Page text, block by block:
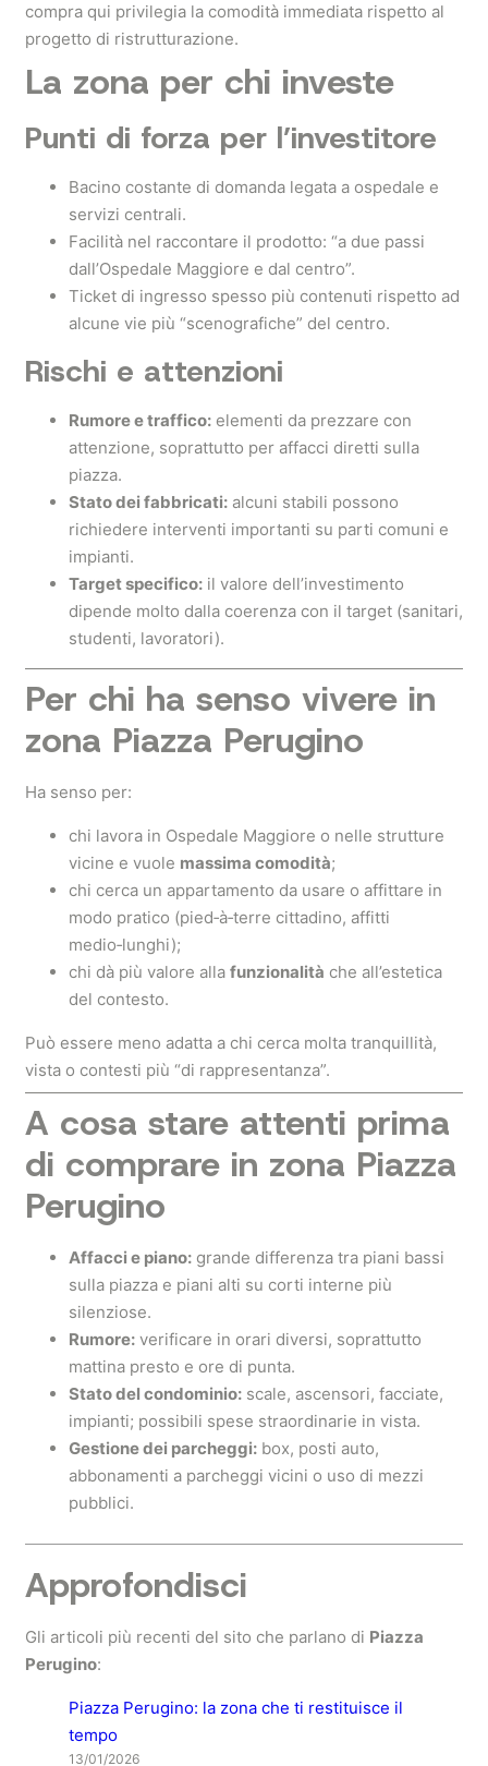
compra qui privilegia la comodità immediata rispetto al
progetto di ristrutturazione.
La zona per chi investe
Punti di forza per l’investitore
Bacino costante di domanda legata a ospedale e
servizi centrali.
Facilità nel raccontare il prodotto: “a due passi
dall’Ospedale Maggiore e dal centro”.
Ticket di ingresso spesso più contenuti rispetto ad
alcune vie più “scenografiche” del centro.
Rischi e attenzioni
Rumore e traffico: elementi da prezzare con
attenzione, soprattutto per affacci diretti sulla
piazza.
Stato dei fabbricati: alcuni stabili possono
richiedere interventi importanti su parti comuni e
impianti.
Target specifico: il valore dell’investimento
dipende molto dalla coerenza con il target (sanitari,
studenti, lavoratori).
Per chi ha senso vivere in
zona Piazza Perugino
Ha senso per:
chi lavora in Ospedale Maggiore o nelle strutture
vicine e vuole massima comodità;
chi cerca un appartamento da usare o affittare in
modo pratico (pied‑à‑terre cittadino, affitti
medio‑lunghi);
chi dà più valore alla funzionalità che all’estetica
del contesto.
Può essere meno adatta a chi cerca molta tranquillità,
vista o contesti più “di rappresentanza”.
A cosa stare attenti prima
di comprare in zona Piazza
Perugino
Affacci e piano: grande differenza tra piani bassi
sulla piazza e piani alti su corti interne più
silenziose.
Rumore: verificare in orari diversi, soprattutto
mattina presto e ore di punta.
Stato del condominio: scale, ascensori, facciate,
impianti; possibili spese straordinarie in vista.
Gestione dei parcheggi: box, posti auto,
abbonamenti a parcheggi vicini o uso di mezzi
pubblici.
Approfondisci
Gli articoli più recenti del sito che parlano di Piazza
Perugino:
Piazza Perugino: la zona che ti restituisce il
tempo
13/01/2026